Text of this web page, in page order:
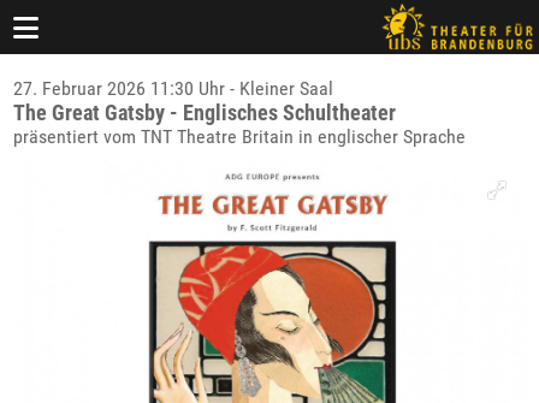
27. Februar 2026 11:30 Uhr - Kleiner Saal
The Great Gatsby - Englisches Schultheater
präsentiert vom TNT Theatre Britain in englischer Sprache